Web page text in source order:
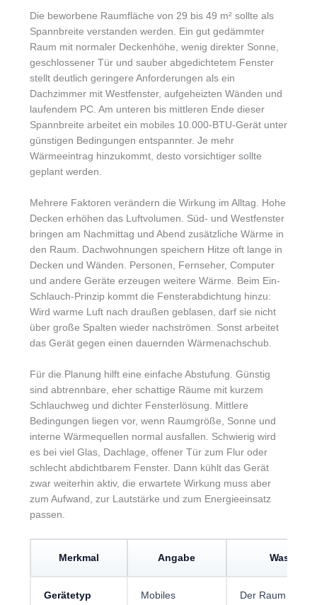
Die beworbene Raumfläche von 29 bis 49 m² sollte als
Spannbreite verstanden werden. Ein gut gedämmter
Raum mit normaler Deckenhöhe, wenig direkter Sonne,
geschlossener Tür und sauber abgedichtetem Fenster
stellt deutlich geringere Anforderungen als ein
Dachzimmer mit Westfenster, aufgeheizten Wänden und
laufendem PC. Am unteren bis mittleren Ende dieser
Spannbreite arbeitet ein mobiles 10.000-BTU-Gerät unter
günstigen Bedingungen entspannter. Je mehr
Wärmeeintrag hinzukommt, desto vorsichtiger sollte
geplant werden.
Mehrere Faktoren verändern die Wirkung im Alltag. Hohe
Decken erhöhen das Luftvolumen. Süd- und Westfenster
bringen am Nachmittag und Abend zusätzliche Wärme in
den Raum. Dachwohnungen speichern Hitze oft lange in
Decken und Wänden. Personen, Fernseher, Computer
und andere Geräte erzeugen weitere Wärme. Beim Ein-
Schlauch-Prinzip kommt die Fensterabdichtung hinzu:
Wird warme Luft nach draußen geblasen, darf sie nicht
über große Spalten wieder nachströmen. Sonst arbeitet
das Gerät gegen einen dauernden Wärmenachschub.
Für die Planung hilft eine einfache Abstufung. Günstig
sind abtrennbare, eher schattige Räume mit kurzem
Schlauchweg und dichter Fensterlösung. Mittlere
Bedingungen liegen vor, wenn Raumgröße, Sonne und
interne Wärmequellen normal ausfallen. Schwierig wird
es bei viel Glas, Dachlage, offener Tür zum Flur oder
schlecht abdichtbarem Fenster. Dann kühlt das Gerät
zwar weiterhin aktiv, die erwartete Wirkung muss aber
zum Aufwand, zur Lautstärke und zum Energieeinsatz
passen.
Merkmal Angabe Was
Gerätetyp Mobiles Der Raum wird